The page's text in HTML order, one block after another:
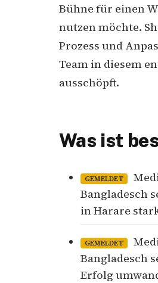
Bühne für einen
nutzen möchte.
Prozess und
Team in diesem
ausschöpft.
Was ist
GEMELDET
Bangladesch
in Harare
GEMELDET
Bangladesch
Erfolg